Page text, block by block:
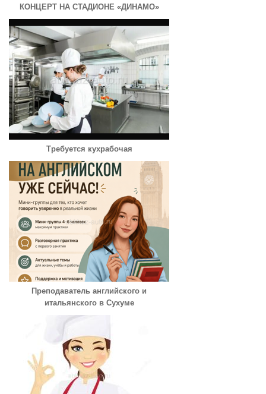
КОНЦЕРТ НА СТАДИОНЕ «ДИНАМО»
Требуется кухрабочая
Преподаватель английского и
итальянского в Сухуме